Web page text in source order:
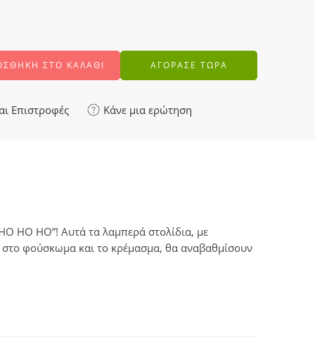
ΣΤΟ ΚΑΛΆΘΙ ΑΓΟΡΑΣΕ ΤΩΡΑ
Επιστροφές Κάνε μια ερώτηση
HO HO”! Αυτά τα λαμπερά στολίδια, με
στο φούσκωμα και το κρέμασμα, θα αναβαθμίσουν